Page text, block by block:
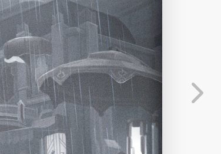
分享 信息
发送弹幕